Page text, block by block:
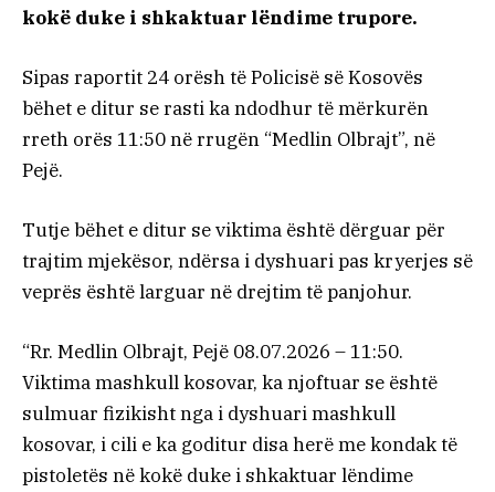
kokë duke i shkaktuar lëndime trupore.
Sipas raportit 24 orësh të Policisë së Kosovës
bëhet e ditur se rasti ka ndodhur të mërkurën
rreth orës 11:50 në rrugën “Medlin Olbrajt”, në
Pejë.
Tutje bëhet e ditur se viktima është dërguar për
trajtim mjekësor, ndërsa i dyshuari pas kryerjes së
veprës është larguar në drejtim të panjohur.
“Rr. Medlin Olbrajt, Pejë 08.07.2026 – 11:50.
Viktima mashkull kosovar, ka njoftuar se është
sulmuar fizikisht nga i dyshuari mashkull
kosovar, i cili e ka goditur disa herë me kondak të
pistoletës në kokë duke i shkaktuar lëndime